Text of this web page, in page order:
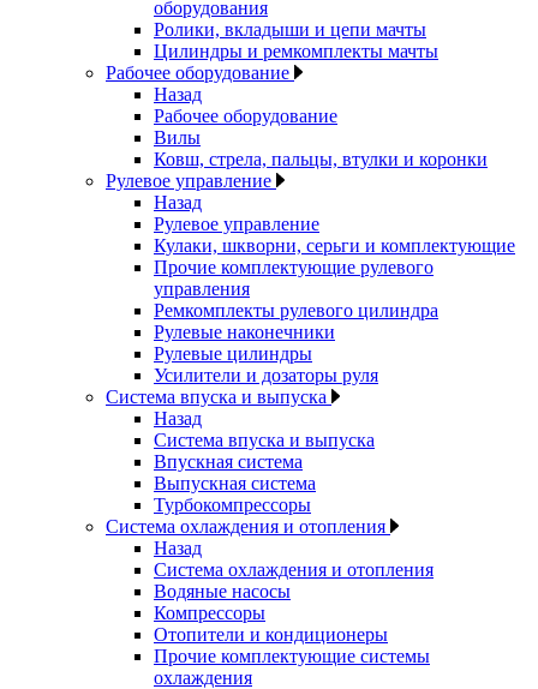
оборудования
Ролики, вкладыши и цепи мачты
Цилиндры и ремкомплекты мачты
Рабочее оборудование
Назад
Рабочее оборудование
Вилы
Ковш, стрела, пальцы, втулки и коронки
Рулевое управление
Назад
Рулевое управление
Кулаки, шкворни, серьги и комплектующие
Прочие комплектующие рулевого
управления
Ремкомплекты рулевого цилиндра
Рулевые наконечники
Рулевые цилиндры
Усилители и дозаторы руля
Система впуска и выпуска
Назад
Система впуска и выпуска
Впускная система
Выпускная система
Турбокомпрессоры
Система охлаждения и отопления
Назад
Система охлаждения и отопления
Водяные насосы
Компрессоры
Отопители и кондиционеры
Прочие комплектующие системы
охлаждения